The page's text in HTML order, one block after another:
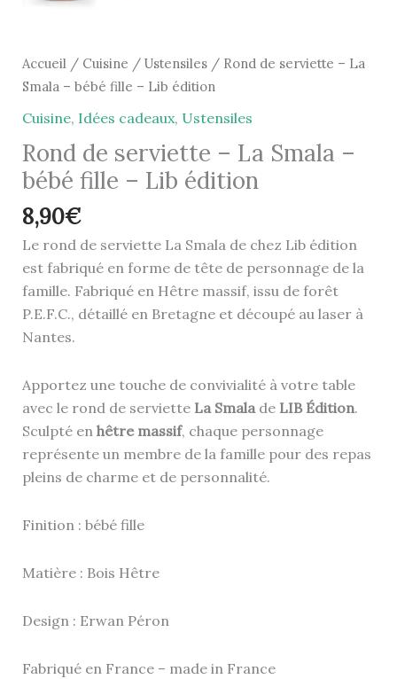
Accueil / Cuisine / Ustensiles/ Rond de serviette – La
Smala – bébé fille – Lib édition
Cuisine, Idées cadeaux, Ustensiles
Rond de serviette – La Smala –
bébé fille – Lib édition
8,90€
Le rond de serviette La Smala de chez Lib édition
est fabriqué en forme de tête de personnage de la
famille. Fabriqué en Hêtre massif, issu de forêt
P.E.F.C., détaillé en Bretagne et découpé au laser à
Nantes.
Apportez une touche de convivialité à votre table
avec le rond de serviette La Smalade LIB Édition.
Sculpté en hêtre massif, chaque personnage
représente un membre de la famille pour des repas
pleins de charme et de personnalité.
Finition : bébé fille
Matière : Bois Hêtre
Design : Erwan Péron
Fabriqué en France – made in France